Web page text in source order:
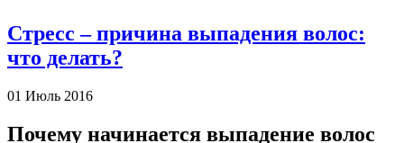
Стресс – причина выпадения волос:
что делать?
01 Июль 2016
Почему начинается выпадение волос